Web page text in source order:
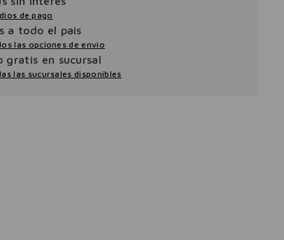
de pago
a todo el pais
las opciones de envio
gratis en sucursal
las sucursales disponibles